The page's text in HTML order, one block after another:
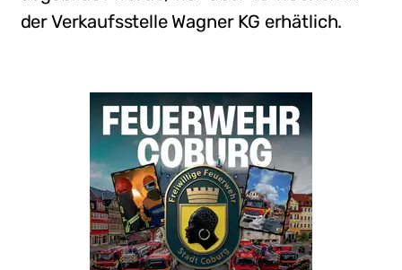
der Verkaufsstelle Wagner KG erhätlich.